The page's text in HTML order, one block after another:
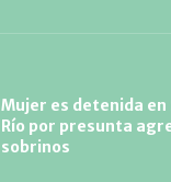
Mujer es detenida en
Río por presunta
sobrinos